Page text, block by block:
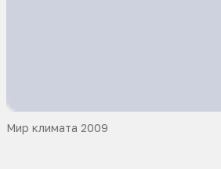
Мир климата 2009